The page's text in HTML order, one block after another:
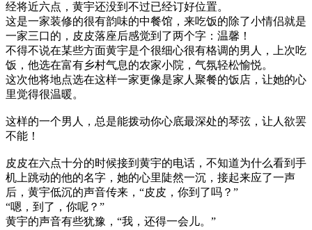
经将近六点，黄宇还没到不过已经订好位置。
这是一家装修的很有韵味的中餐馆，来吃饭的除了小情侣就是
一家三口的，皮皮落座后感觉到了两个字：温馨！
不得不说在某些方面黄宇是个很细心很有格调的男人，上次吃
饭，他选在富有乡村气息的农家小院，气氛轻松愉悦。
这次他将地点选在这样一家更像是家人聚餐的饭店，让她的心
里觉得很温暖。
这样的一个男人，总是能拨动你心底最深处的琴弦，让人欲罢
不能！
皮皮在六点十分的时候接到黄宇的电话，不知道为什么看到手
机上跳动的他的名字，她的心里陡然一沉，接起来应了一声
后，黄宇低沉的声音传来，“皮皮，你到了吗？”
“嗯，到了，你呢？”
黄宇的声音有些犹豫，“我，还得一会儿。”